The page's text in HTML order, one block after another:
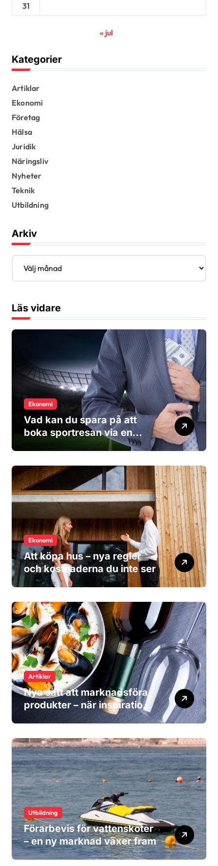
31
« jul
Kategorier
Artiklar
Ekonomi
Företag
Hälsa
Juridik
Näringsliv
Nyheter
Teknik
Utbildning
Arkiv
A
k
vLäs vidare
Ekonomi
Vad kan du spara på att
boka sportresan via en
researrangör?
Ekonomi
Att köpa hus – nya regler
och kostnaderna du inte ser
Artiklar
Nya sätt att marknadsföra
produkter – när inspiration
blir viktigare än reklam
Utbildning
Förarbevis för vattenskoter
– en ny marknad växer fram